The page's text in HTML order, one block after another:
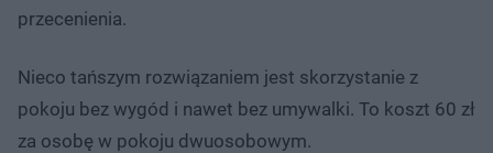
przecenienia.
Nieco tańszym rozwiązaniem jest skorzystanie z
pokoju bez wygód i nawet bez umywalki. To koszt 60 zł
za osobę w pokoju dwuosobowym.